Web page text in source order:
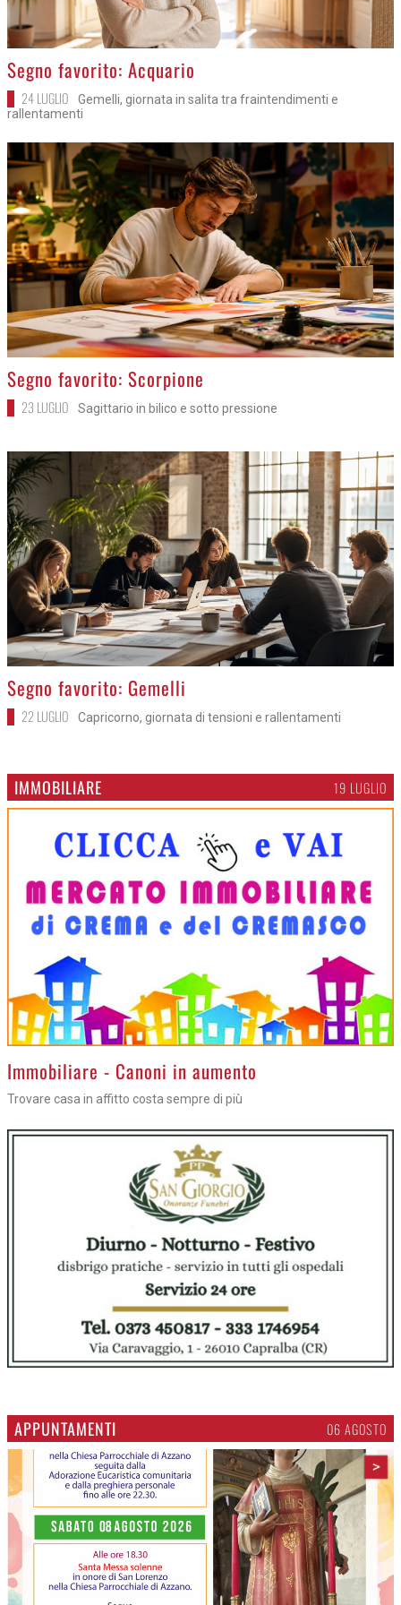
>
Segno favorito: Acquario
24 LUGLIO
Gemelli, giornata in salita tra fraintendimenti e
rallentamenti
>
Segno favorito: Scorpione
23 LUGLIO Sagittario in bilico e sotto pressione
>
Segno favorito: Gemelli
22 LUGLIO Capricorno, giornata di tensioni e rallentamenti
IMMOBILIARE 19 LUGLIO
Immobiliare - Canoni in aumento
Trovare casa in affitto costa sempre di più
APPUNTAMENTI 06 AGOSTO
>